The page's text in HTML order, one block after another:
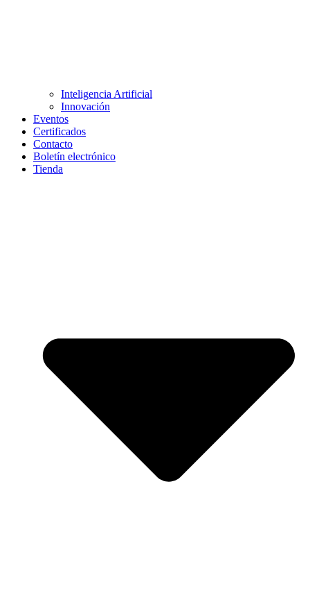
Inteligencia Artificial
Innovación
Eventos
Certificados
Contacto
Boletín electrónico
Tienda